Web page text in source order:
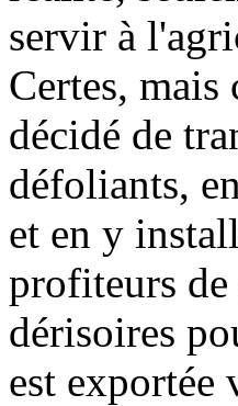
servir à
Certes,
décidé de
défoliants,
et en y
profiteurs de
dérisoires
est exportée